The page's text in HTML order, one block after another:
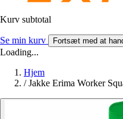
Kurv subtotal
Se min kurv Fortsæt med at
Loading...
Hjem
/ Jakke Erima Worker